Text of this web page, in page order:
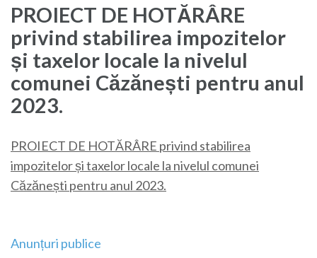
PROIECT DE HOTĂRÂRE
privind stabilirea impozitelor
și taxelor locale la nivelul
comunei Căzănești pentru anul
2023.
PROIECT DE HOTĂRÂRE privind stabilirea
impozitelor și taxelor locale la nivelul comunei
Căzănești pentru anul 2023.
Navigare
Anunțuri publice